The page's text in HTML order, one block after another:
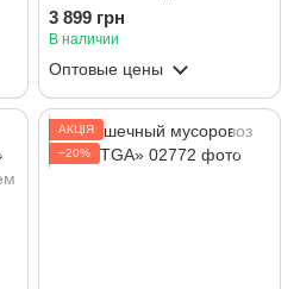
3 899 грн
В наличии
Оптовые цены
АКЦІЯ
−20%